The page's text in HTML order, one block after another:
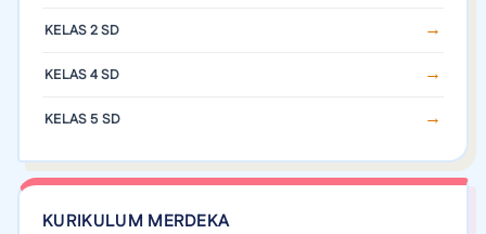
KELAS 2 SD
KELAS 4 SD
KELAS 5 SD
KURIKULUM MERDEKA